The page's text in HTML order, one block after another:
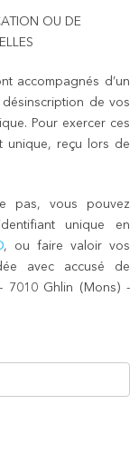
OU DE
accompagnés d’un
de vos
Pour exercer ces
unique, reçu lors de
pas, vous pouvez
unique en
, ou faire valoir vos
avec accusé de
7010 Ghlin (Mons) -